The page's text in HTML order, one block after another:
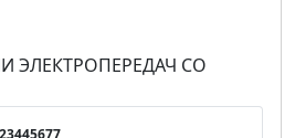
ЭЛЕКТРОПЕРЕДАЧ СО